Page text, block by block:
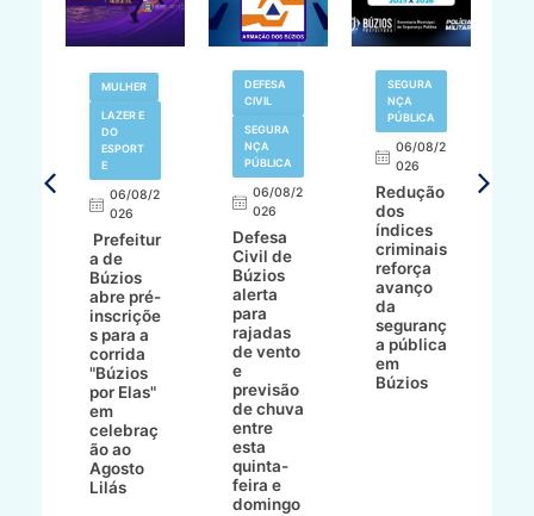
MULHER
LAZER E
DO
ESPORT
E
06/08/2
026
Prefeitur
a de
Búzios
abre pré-
inscriçõe
s para a
corrida
"Búzios
por Elas"
em
celebraç
ão ao
Agosto
Lilás
DEFESA
CIVIL
SEGURA
NÇA
PÚBLICA
06/08/2
026
Defesa
Civil de
Búzios
alerta
para
rajadas
de vento
e
previsão
de chuva
entre
esta
quinta-
feira e
domingo
SEGURA
NÇA
PÚBLICA
06/08/2
026
Redução
dos
índices
criminais
reforça
avanço
da
seguranç
a pública
em
Búzios